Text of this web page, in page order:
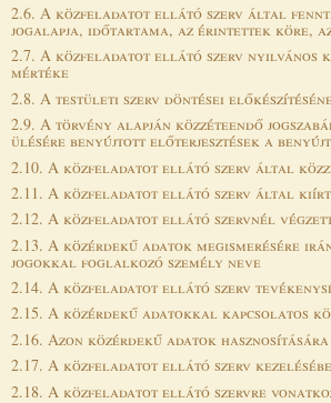
2.6. A közfeladatot ellátó szerv által
jogalapja, időtartama, az érintettek köre,
2.7. A közfeladatot ellátó szerv nyilvános
mértéke
2.8. A testületi szerv döntései
2.9. A törvény alapján közzéteendő
ülésére benyújtott előterjesztések a
2.10. A közfeladatot ellátó szerv által
2.11. A közfeladatot ellátó szerv által kiírt
2.12. A közfeladatot ellátó szervnél
2.13. A közérdekű adatok megismerésére
jogokkal foglalkozó személy neve
2.14. A közfeladatot ellátó szerv
2.15. A közérdekű adatokkal kapcsolatos
2.16. Azon közérdekű adatok
2.17. A közfeladatot ellátó szerv
2.18. A közfeladatot ellátó szervre